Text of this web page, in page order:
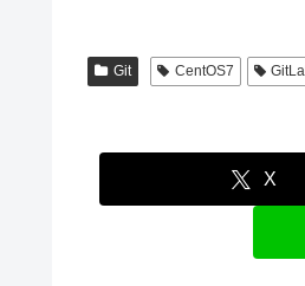
Git CentOS7
X